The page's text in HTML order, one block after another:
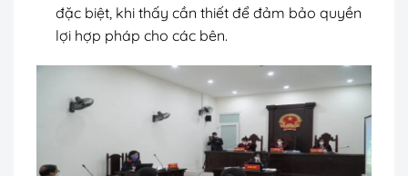
đặc biệt, khi thấy cần thiết để đảm bảo quyền
lợi hợp pháp cho các bên.